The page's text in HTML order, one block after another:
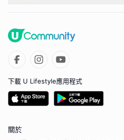
下載 U Lifestyle應用程式
關於